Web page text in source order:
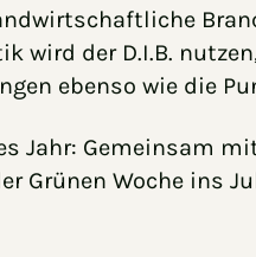
wird der D.I.B.
ebenso wie die
Jahr: Gemeinsam
Grünen Woche ins